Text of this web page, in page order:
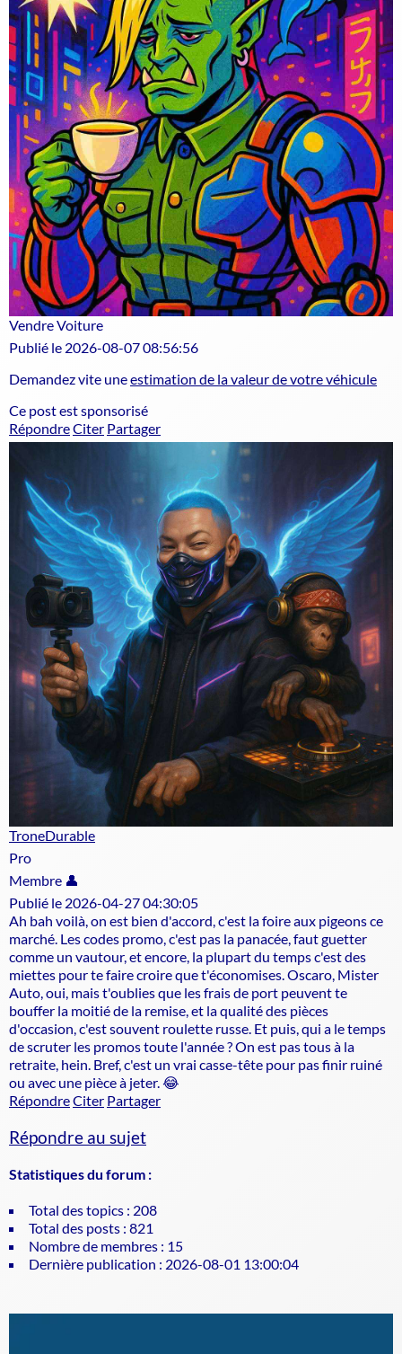
Vendre Voiture
Publié le 2026-08-07 08:56:56
Demandez vite uneestimation de la valeur de votre véhicule
Ce post est sponsorisé
RépondreCiter Partager
TroneDurable
Pro
Membre 👤
Publié le 2026-04-27 04:30:05
Ah bah voilà, on est bien d'accord, c'est la foire aux pigeons ce
marché. Les codes promo, c'est pas la panacée, faut guetter
comme un vautour, et encore, la plupart du temps c'est des
miettes pour te faire croire que t'économises. Oscaro, Mister
Auto, oui, mais t'oublies que les frais de port peuvent te
bouffer la moitié de la remise, et la qualité des pièces
d'occasion, c'est souvent roulette russe. Et puis, qui a le temps
de scruter les promos toute l'année ? On est pas tous à la
retraite, hein. Bref, c'est un vrai casse-tête pour pas finir ruiné
ou avec une pièce à jeter. 😂
RépondreCiter Partager
Répondre au sujet
Statistiques du forum :
Total des topics : 208
Total des posts : 821
Nombre de membres : 15
Dernière publication : 2026-08-01 13:00:04